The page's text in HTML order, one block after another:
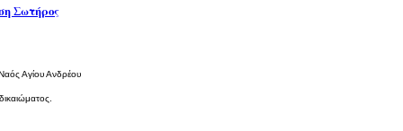
Σωτήρος
Αγίου Ανδρέου